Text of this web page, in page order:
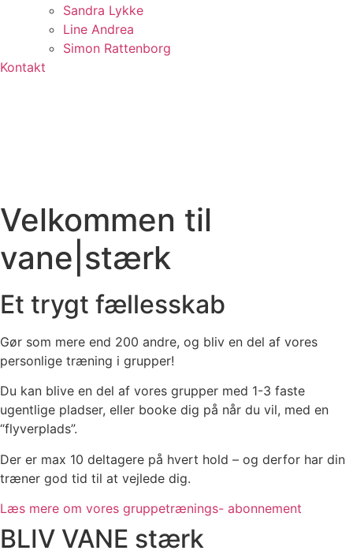
Sandra Lykke
Line Andrea
Simon Rattenborg
Kontakt
Velkommen til
vane|stærk
Et trygt fællesskab
Gør som mere end 200 andre, og bliv en del af vores
personlige træning i grupper!
Du kan blive en del af vores grupper med 1-3 faste
ugentlige pladser, eller booke dig på når du vil, med en
“flyverplads”.
Der er max 10 deltagere på hvert hold – og derfor har din
træner god tid til at vejlede dig.
Læs mere om vores gruppetrænings- abonnement
BLIV VANE stærk